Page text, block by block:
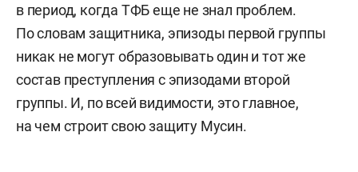
в период, когда ТФБ еще не знал проблем.
По словам защитника, эпизоды первой группы
никак не могут образовывать один и тот же
состав преступления с эпизодами второй
группы. И, по всей видимости, это главное,
на чем строит свою защиту Мусин.